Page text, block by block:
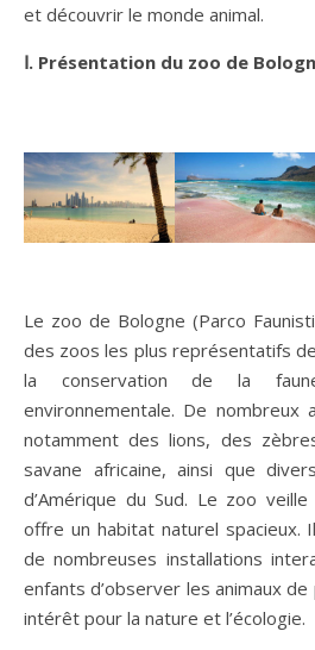
et découvrir le monde animal.
Ⅰ. Présentation du zoo de
Le zoo de Bologne (Parco
des zoos les plus représentatifs
la conservation de la
environnementale. De nombreux
notamment des lions, des
savane africaine, ainsi que
d’Amérique du Sud. Le zoo
offre un habitat naturel spacieux.
de nombreuses installations
enfants d’observer les animaux
intérêt pour la nature et l’écologie.